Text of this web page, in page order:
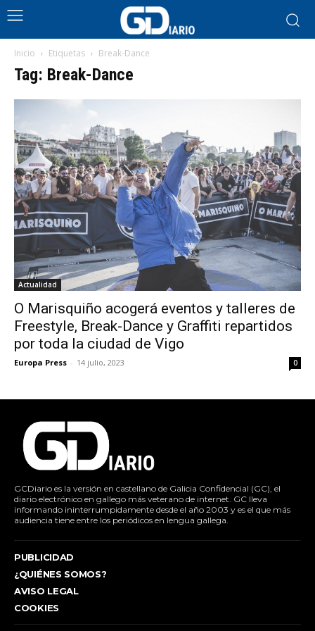
Inicio Etiquetas Break-Dance
Tag: Break-Dance
Actualidad
O Marisquiño acogerá eventos y talleres de
Freestyle, Break-Dance y Graffiti repartidos
por toda la ciudad de Vigo
Europa Press - 14 julio, 2023 0
GCDiario es la versión en castellano de Galicia Confidencial (GC), el
diario electrónico en gallego más veterano de internet. GC lleva
informando ininterrumpidamente desde el año 2003 y es el que más
audiencia tiene entre los periódicos en lengua gallega.
PUBLICIDAD
¿QUIÉNES SOMOS?
AVISO LEGAL
COOKIES